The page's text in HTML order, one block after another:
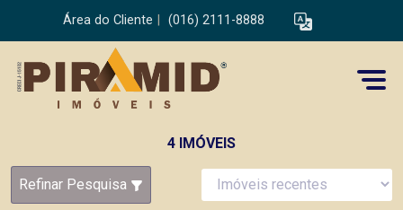
Área do Cliente (016) 2111-8888
4 IMÓVEIS
Refinar Pesquisa